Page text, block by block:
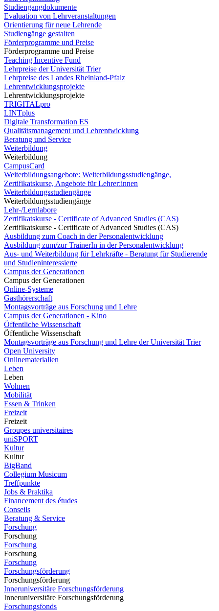
Studiengangdokumente
Evaluation von Lehrveranstaltungen
Orientierung für neue Lehrende
Studiengänge gestalten
Förderprogramme und Preise
Förderprogramme und Preise
Teaching Incentive Fund
Lehrpreise der Universität Trier
Lehrpreise des Landes Rheinland-Pfalz
Lehrentwicklungsprojekte
Lehrentwicklungsprojekte
TRIGITALpro
LINTplus
Digitale Transformation ES
Qualitätsmanagement und Lehrentwicklung
Beratung und Service
Weiterbildung
Weiterbildung
CampusCard
Weiterbildungsangebote: Weiterbildungsstudiengänge,
Zertifikatskurse, Angebote für Lehrer:innen
Weiterbildungsstudiengänge
Weiterbildungsstudiengänge
Lehr-/Lernlabore
Zertifikatskurse - Certificate of Advanced Studies (CAS)
Zertifikatskurse - Certificate of Advanced Studies (CAS)
Ausbildung zum Coach in der Personalentwicklung
Ausbildung zum/zur TrainerIn in der Personalentwicklung
Aus- und Weiterbildung für Lehrkräfte - Beratung für Studierende
und Studieninteressierte
Campus der Generationen
Campus der Generationen
Online-Systeme
Gasthörerschaft
Montagsvorträge aus Forschung und Lehre
Campus der Generationen - Kino
Öffentliche Wissenschaft
Öffentliche Wissenschaft
Montagsvorträge aus Forschung und Lehre der Universität Trier
Open University
Onlinematerialien
Leben
Leben
Wohnen
Mobilität
Essen & Trinken
Freizeit
Freizeit
Groupes universitaires
uniSPORT
Kultur
Kultur
BigBand
Collegium Musicum
Treffpunkte
Jobs & Praktika
Financement des études
Conseils
Beratung & Service
Forschung
Forschung
Forschung
Forschung
Forschung
Forschungsförderung
Forschungsförderung
Inneruniversitäre Forschungsförderung
Inneruniversitäre Forschungsförderung
Forschungsfonds